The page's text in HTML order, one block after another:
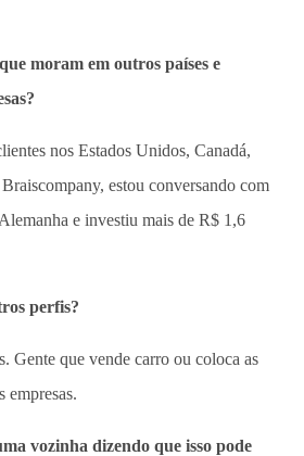
moram em outros países e
nos Estados Unidos, Canadá,
estou conversando com
e investiu mais de R$ 1,6
perfis?
Gente que vende carro ou coloca as
empresas.
vozinha dizendo que isso pode